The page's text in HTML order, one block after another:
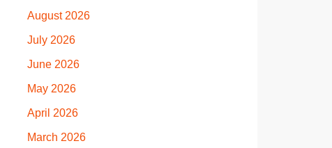
August 2026
July 2026
June 2026
May 2026
April 2026
March 2026